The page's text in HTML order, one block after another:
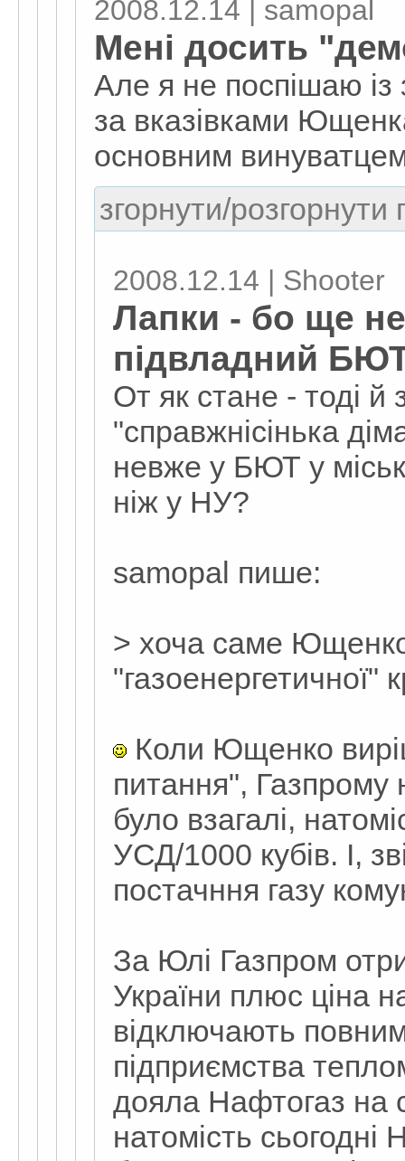
2008.12.14 | samopal
Мені досить
Але я не поспішаю
за вказівками
основним
згорнути/розгорнути
2008.12.14 | Shooter
Лапки - бо ще
підвладний
От як стане - тоді й
"справжнісінька
невже у БЮТ у
ніж у НУ?
samopal пише:
> хоча саме
"газоенергетичної"
Коли Ющенко
питання", Газпрому
було взагалі,
УСД/1000 кубів. І,
постачння газу
За Юлі Газпром
України плюс ціна
відключають
підприємства
дояла Нафтогаз на
натомість